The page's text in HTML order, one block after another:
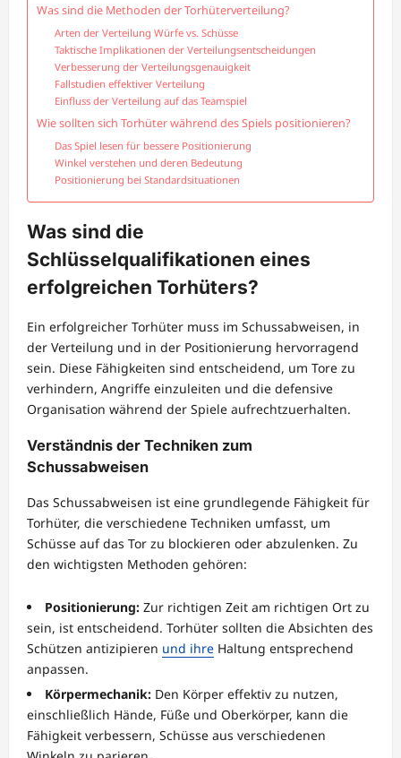
Was sind die Methoden der Torhüterverteilung?
Arten der Verteilung Würfe vs. Schüsse
Taktische Implikationen der Verteilungsentscheidungen
Verbesserung der Verteilungsgenauigkeit
Fallstudien effektiver Verteilung
Einfluss der Verteilung auf das Teamspiel
Wie sollten sich Torhüter während des Spiels positionieren?
Das Spiel lesen für bessere Positionierung
Winkel verstehen und deren Bedeutung
Positionierung bei Standardsituationen
Was sind die
Schlüsselqualifikationen eines
erfolgreichen Torhüters?
Ein erfolgreicher Torhüter muss im Schussabweisen, in
der Verteilung und in der Positionierung hervorragend
sein. Diese Fähigkeiten sind entscheidend, um Tore zu
verhindern, Angriffe einzuleiten und die defensive
Organisation während der Spiele aufrechtzuerhalten.
Verständnis der Techniken zum
Schussabweisen
Das Schussabweisen ist eine grundlegende Fähigkeit für
Torhüter, die verschiedene Techniken umfasst, um
Schüsse auf das Tor zu blockieren oder abzulenken. Zu
den wichtigsten Methoden gehören:
Positionierung: Zur richtigen Zeit am richtigen Ort zu
sein, ist entscheidend. Torhüter sollten die Absichten des
Schützen antizipieren und ihre Haltung entsprechend
anpassen.
Körpermechanik: Den Körper effektiv zu nutzen,
einschließlich Hände, Füße und Oberkörper, kann die
Fähigkeit verbessern, Schüsse aus verschiedenen